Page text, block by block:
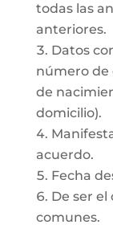
todas las
anteriores.
Datos
número de
de
domicilio).
acuerdo.
Fecha
De ser
comunes.